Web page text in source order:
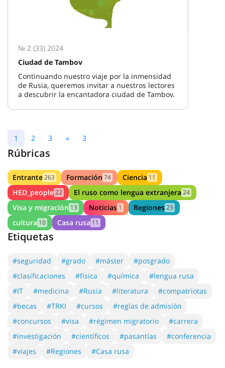
№ 2 (33) 2024
Ciudad de Tambov
Continuando nuestro viaje por la inmensidad
de Rusia, queremos invitar a nuestros lectores
a descubrir la encantadora ciudad de Tambov.
1 2 3 » 3
Rúbricas
Entrante263 Formación 74 Ciencia 11
HED_people22 El ruso como lengua extranjera 24
Visa y migración 13 Noticias 1 Regiones23
cultura 10 Casa rusa 11
Etiquetas
#seguridad #grado #máster
#posgrado
#clasificaciones
#física #química
#lengua rusa
#IT
#medicina #Rusia #literatura
#compatriotas
#becas
#TRKI #cursos
#reglas de admisión
#concursos
#visa #régimen migratorio
#carrera
#investigación
#científicos #pasantías
#conferencia
#viajes
#Regiones #Casa rusa